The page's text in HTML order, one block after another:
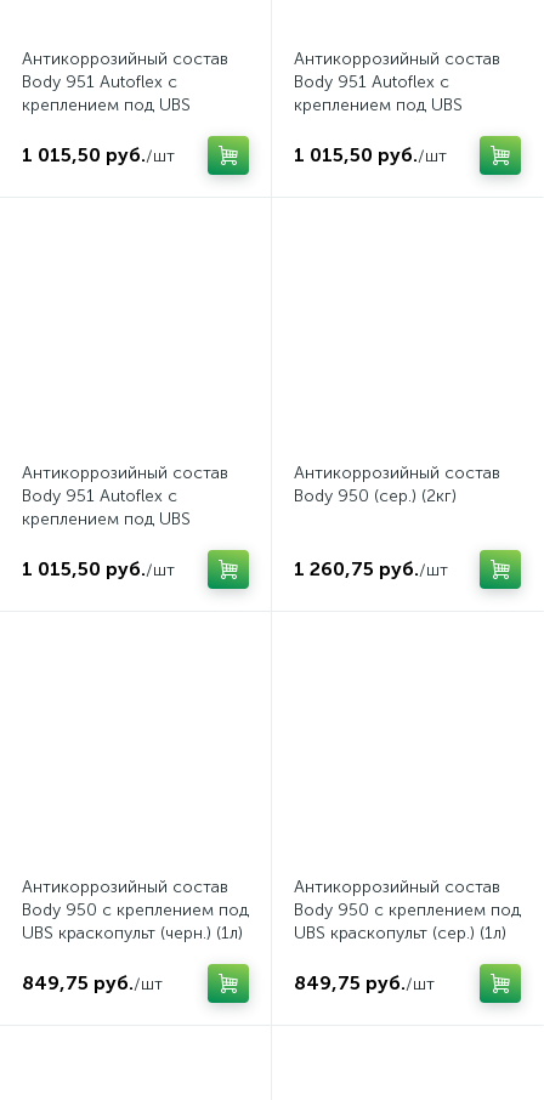
Антикоррозийный состав
Body 951 Autoflex с
креплением под UBS
1 015,50 руб./шт
Антикоррозийный состав
Body 951 Autoflex с
креплением под UBS
1 015,50 руб./шт
Антикоррозийный состав
Body 951 Autoflex с
креплением под UBS
1 015,50 руб./шт
Антикоррозийный состав
Body 950 (сер.) (2кг)
1 260,75 руб./шт
Антикоррозийный состав
Body 950 с креплением под
UBS краскопульт (черн.) (1л)
849,75 руб./шт
Антикоррозийный состав
Body 950 с креплением под
UBS краскопульт (сер.) (1л)
849,75 руб./шт